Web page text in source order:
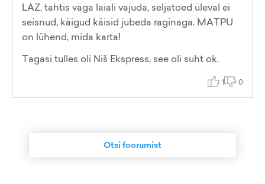
LAZ, tahtis väga laiali vajuda, seljatoed üleval ei
seisnud, käigud käisid jubeda raginaga. MATPU
on lühend, mida karta!
Tagasi tulles oli Niš Ekspress, see oli suht ok.
1 0
Otsi foorumist